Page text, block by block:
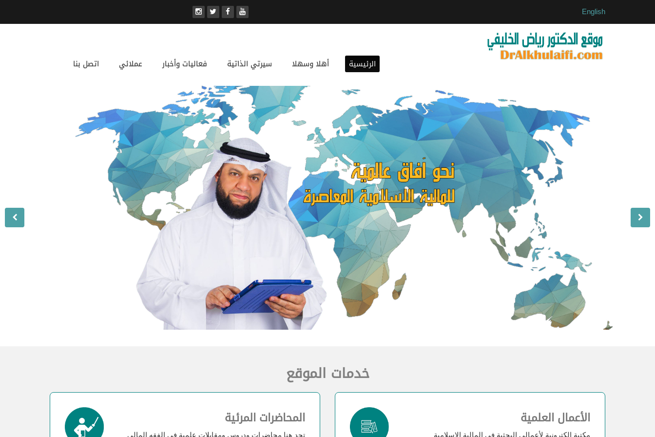
English
الرئيسية أهلا وسهلا سيرتي الذاتية فعاليات وأخبار عملائي اتصل بنا
خدمات الموقع
الأعمال العلمية
مكتبة الكترونية لأعمالي البحثية في المالية الإسلامية
المحاضرات المرئية
تجد هنا محاضرات ودروس ومقابلات علمية في الفقه المالي